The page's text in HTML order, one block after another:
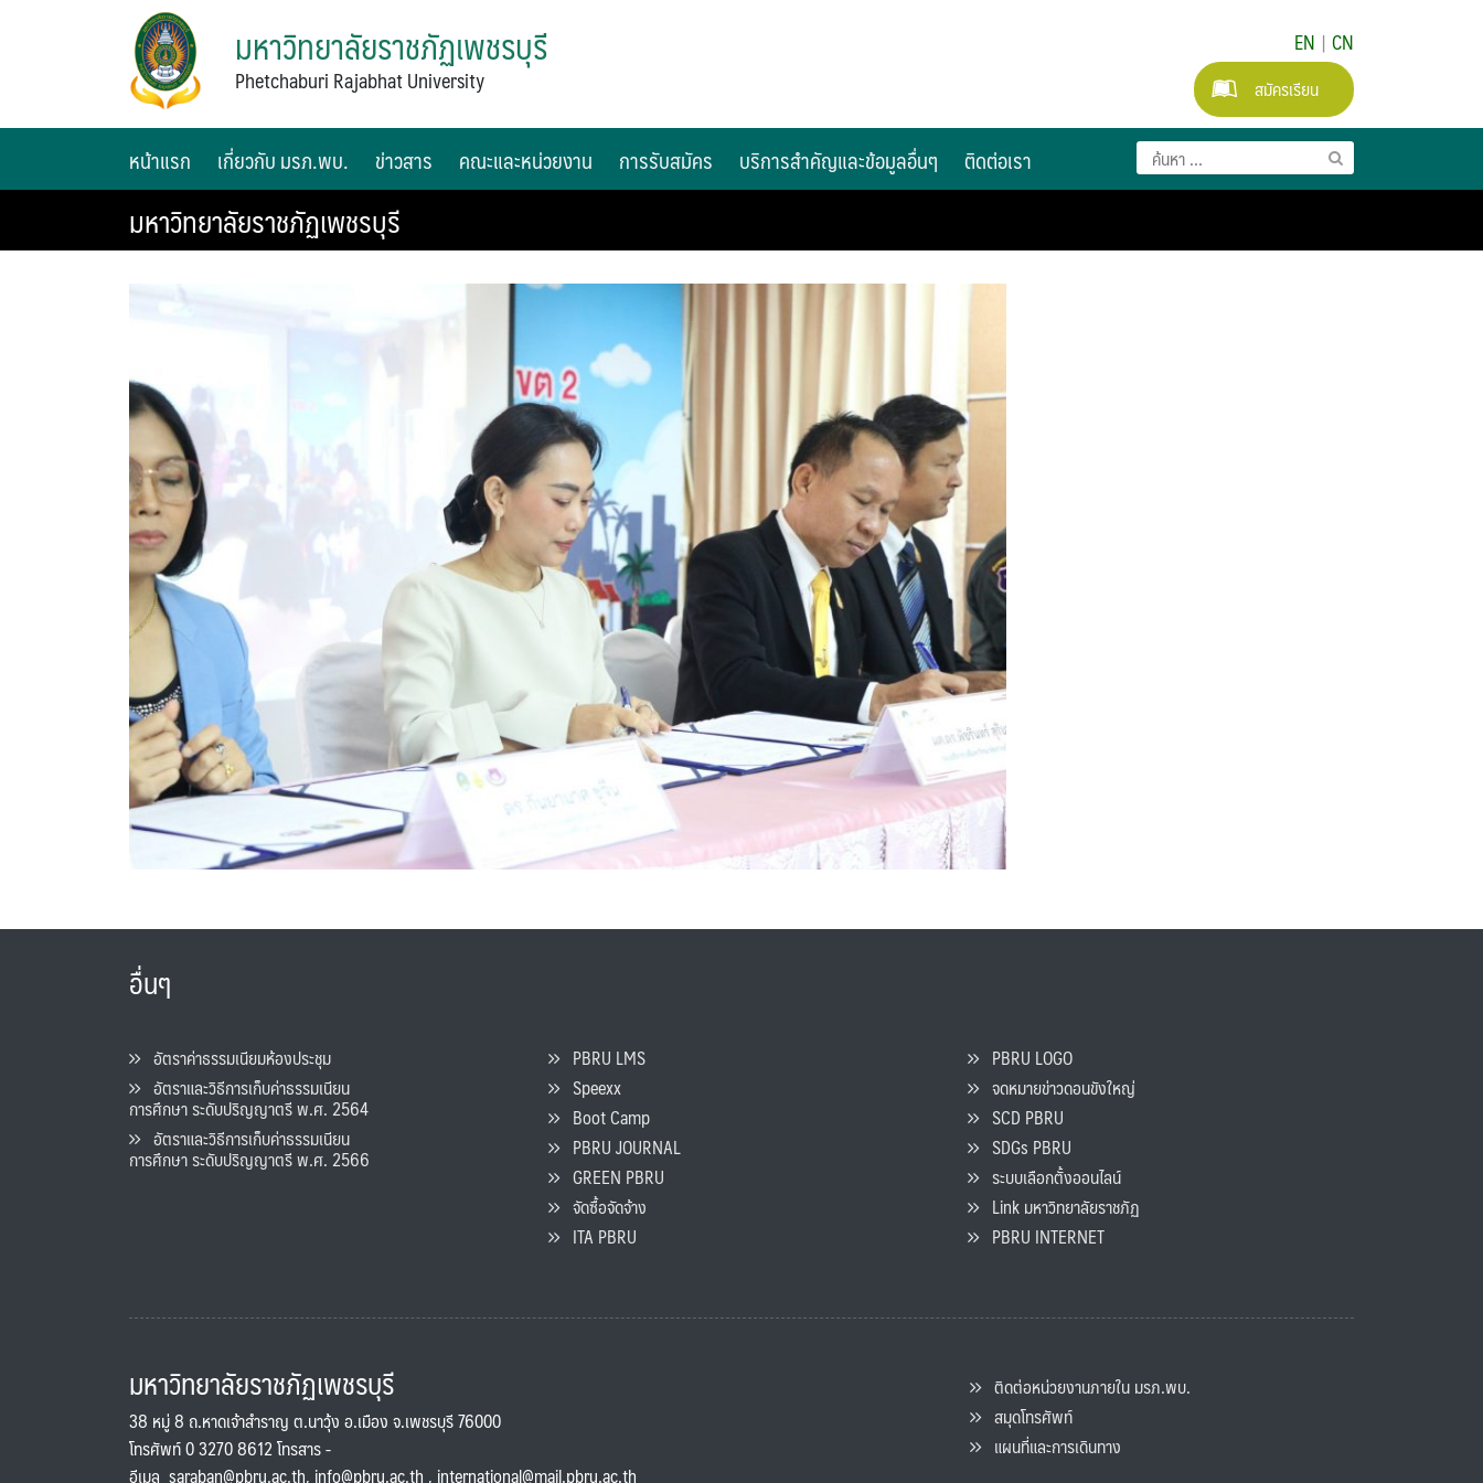
มหาวิทยาลัยราชภัฏเพชรบุรี
Phetchaburi Rajabhat University
EN | CN
สมัครเรียน
หน้าแรก เกี่ยวกับ มรภ.พบ. ข่าวสาร คณะและหน่วยงาน การรับสมัคร บริการสำคัญและข้อมูลอื่นๆ ติดต่อเรา
มหาวิทยาลัยราชภัฏเพชรบุรี
อื่นๆ
อัตราค่าธรรมเนียมห้องประชุม
อัตราและวิธีการเก็บค่าธรรมเนียน
การศึกษา ระดับปริญญาตรี พ.ศ. 2564
อัตราและวิธีการเก็บค่าธรรมเนียน
การศึกษา ระดับปริญญาตรี พ.ศ. 2566
PBRU LMS
Speexx
Boot Camp
PBRU JOURNAL
GREEN PBRU
จัดซื้อจัดจ้าง
ITA PBRU
PBRU LOGO
จดหมายข่าวดอนขังใหญ่
SCD PBRU
SDGs PBRU
ระบบเลือกตั้งออนไลน์
Link มหาวิทยาลัยราชภัฏ
PBRU INTERNET
มหาวิทยาลัยราชภัฏเพชรบุรี
38 หมู่ 8 ถ.หาดเจ้าสำราญ ต.นาวุ้ง อ.เมือง จ.เพชรบุรี 76000
โทรศัพท์ 0 3270 8612 โทรสาร -
อีเมล saraban@pbru.ac.th, info@pbru.ac.th , international@mail.pbru.ac.th
ติดต่อหน่วยงานภายใน มรภ.พบ.
สมุดโทรศัพท์
แผนที่และการเดินทาง